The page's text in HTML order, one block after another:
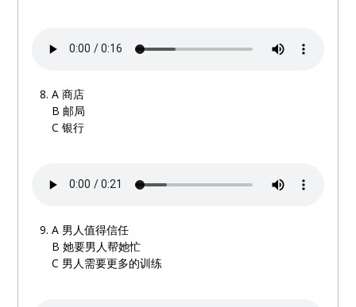
A 商店
B 邮局
C 银行
A 男人值得信任
B 她要男人帮她忙
C 男人需要更多的训练